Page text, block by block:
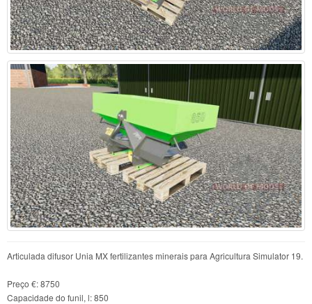
Articulada difusor Unia MX fertilizantes minerais para Agricultura Simulator 19.
Preço €: 8750
Capacidade do funil, l: 850